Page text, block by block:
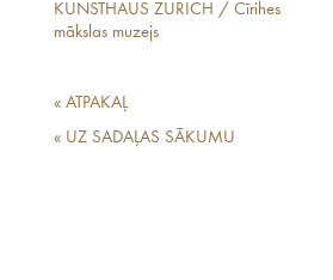
KUNSTHAUS ZURICH / Cīrihes
mākslas muzejs
« ATPAKAĻ
« UZ SADAĻAS SĀKUMU